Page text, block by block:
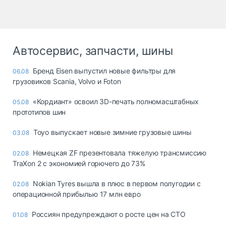
Автосервис, запчасти, шины
06.08 Бренд Eisen выпустил новые фильтры для
грузовиков Scania, Volvo и Foton
05.08 «Кордиант» освоил 3D-печать полномасштабных
прототипов шин
03.08 Toyo выпускает новые зимние грузовые шины
02.08 Немецкая ZF презентовала тяжелую трансмиссию
TraXon 2 с экономией горючего до 73%
02.08 Nokian Tyres вышла в плюс в первом полугодии с
операционной прибылью 17 млн евро
01.08 Россиян предупреждают о росте цен на СТО